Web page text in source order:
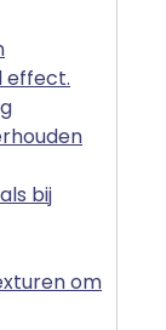
effect.
bij
om